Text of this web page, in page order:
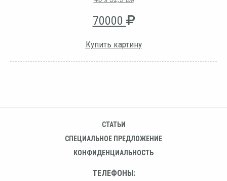
70000
Купить картину
СТАТЬИ
СПЕЦИАЛЬНОЕ ПРЕДЛОЖЕНИЕ
КОНФИДЕНЦИАЛЬНОСТЬ
ТЕЛЕФОНЫ: